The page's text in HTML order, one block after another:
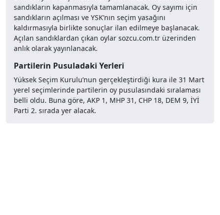
sandıkların kapanmasıyla tamamlanacak. Oy sayımı için
sandıkların açılması ve YSK’nın seçim yasağını
kaldırmasıyla birlikte sonuçlar ilan edilmeye başlanacak.
Açılan sandıklardan çıkan oylar sozcu.com.tr üzerinden
anlık olarak yayınlanacak.
Partilerin Pusuladaki Yerleri
Yüksek Seçim Kurulu’nun gerçekleştirdiği kura ile 31 Mart
yerel seçimlerinde partilerin oy pusulasındaki sıralaması
belli oldu. Buna göre, AKP 1, MHP 31, CHP 18, DEM 9, İYİ
Parti 2. sırada yer alacak.